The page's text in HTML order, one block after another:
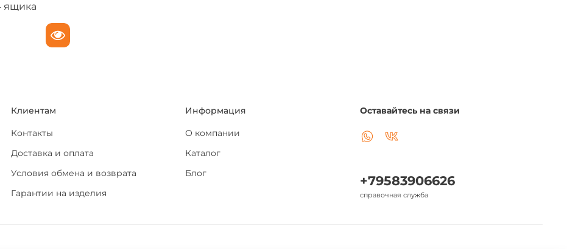
ящика
Клиентам
Контакты
Доставка и оплата
Условия обмена и возврата
Гарантии на изделия
Информация
О компании
Каталог
Блог
Оставайтесь на связи
+79583906626
справочная служба